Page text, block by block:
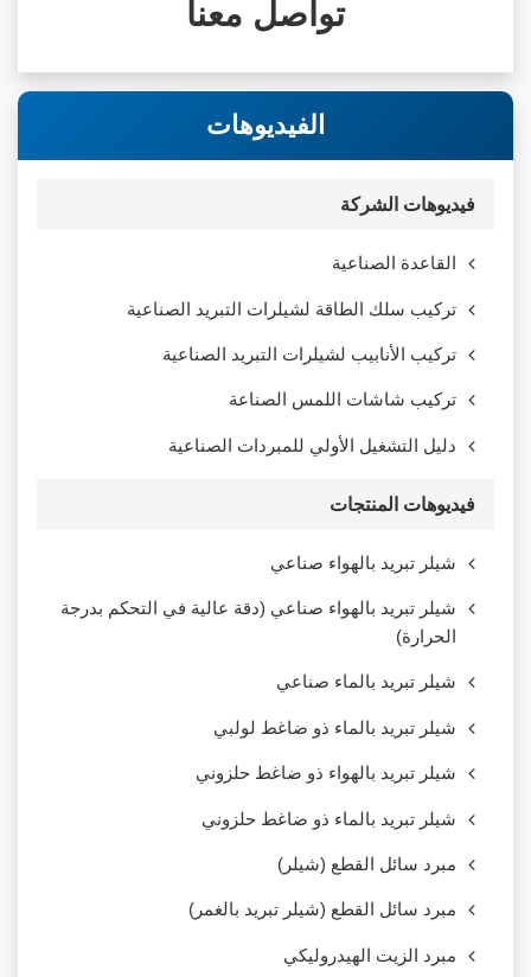
تواصل معنا
الفيديوهات
فيديوهات الشركة
القاعدة الصناعية
تركيب سلك الطاقة لشيلرات التبريد الصناعية
تركيب الأنابيب لشيلرات التبريد الصناعية
تركيب شاشات اللمس الصناعة
دليل التشغيل الأولي للمبردات الصناعية
فيديوهات المنتجات
شيلر تبريد بالهواء صناعي
شيلر تبريد بالهواء صناعي (دقة عالية في التحكم بدرجة
الحرارة)
شيلر تبريد بالماء صناعي
شيلر تبريد بالماء ذو ضاغط لولبي
شيلر تبريد بالهواء ذو ضاغط حلزوني
شيلر تبريد بالماء ذو ضاغط حلزوني
مبرد سائل القطع (شيلر)
مبرد سائل القطع (شيلر تبريد بالغمر)
مبرد الزيت الهيدروليكي